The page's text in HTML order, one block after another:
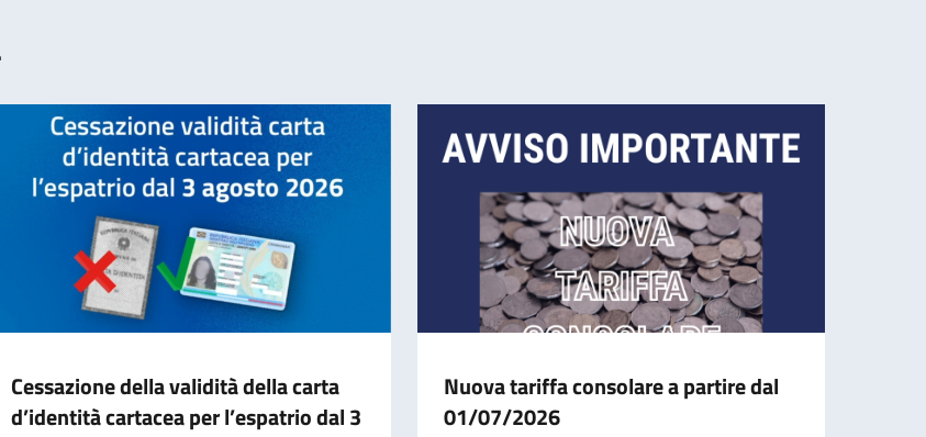
Cessazione della validità della carta
d’identità cartacea per l’espatrio dal 3
Nuova tariffa consolare a partire dal
01/07/2026